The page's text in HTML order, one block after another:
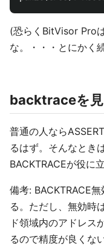
(恐らくBitVisor Pro
な。・・・とにかく
backtraceを
普通の人なら
るはず。そんなとき
BACKTRACEが役に立
備考: BACKTRACE
る。ただし、無効時
ド領域内のアドレス
るので精度が良くな